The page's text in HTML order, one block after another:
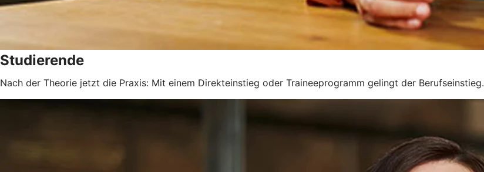
Studierende
Nach der Theorie jetzt die Praxis: Mit einem Direkteinstieg oder Traineeprogramm gelingt der Berufseinstieg.